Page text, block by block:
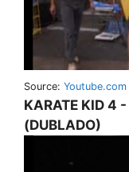
Source: Youtube.com
KARATE KID 4
(DUBLADO)